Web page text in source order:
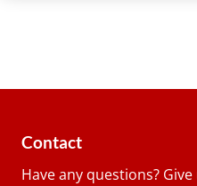
Contact
Have any questions?